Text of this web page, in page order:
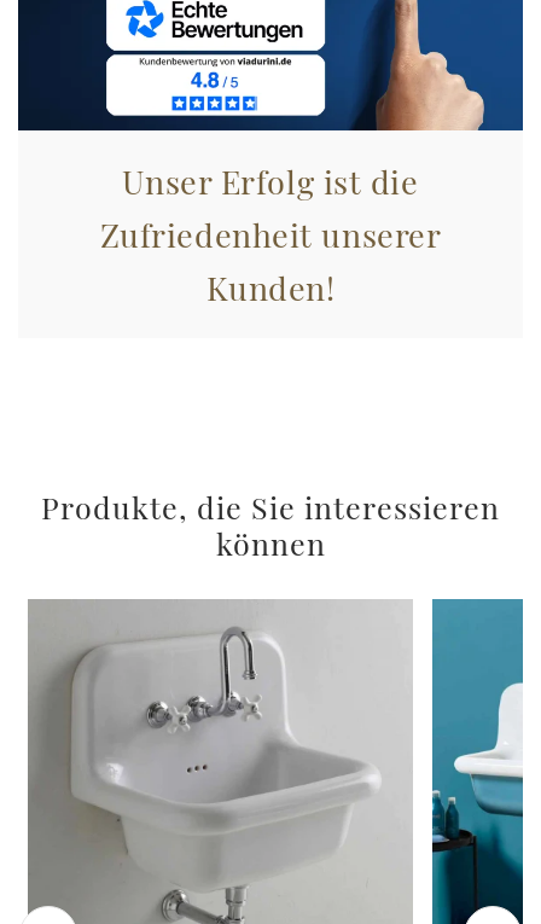
informazioni sul modo in cui utilizza il nostro sito con i
nostri partner che si occupano di analisi dei dati web,
pubblicità e social media, i quali potrebbero combinarle
con altre informazioni che ha fornito loro o che hanno
Unser Erfolg ist die
Zufriedenheit unserer
Kunden!
Produkte, die Sie interessieren
können